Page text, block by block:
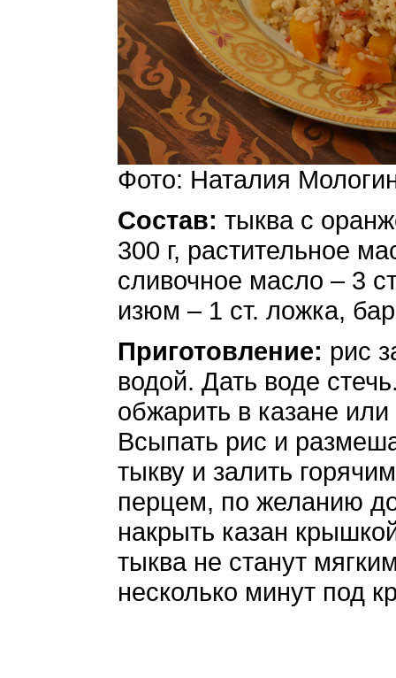
Фото: Наталия
Состав: тыква с
300 г, растительное
сливочное масло – 3
изюм – 1 ст. ложка,
Приготовление: рис
водой. Дать воде
обжарить в казане
Всыпать рис и
тыкву и залить
перцем, по желанию
накрыть казан
тыква не станут
несколько минут под